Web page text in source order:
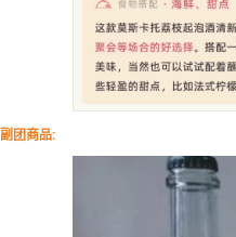
副团商品: